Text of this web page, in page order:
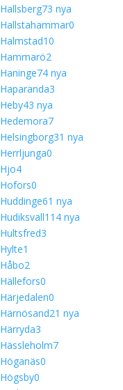
Hallsberg73 nya
Hallstahammar0
Halmstad10
Hammarö2
Haninge74 nya
Haparanda3
Heby43 nya
Hedemora7
Helsingborg31 nya
Herrljunga0
Hjo4
Hofors0
Huddinge61 nya
Hudiksvall11 4 nya
Hultsfred3
Hylte1
Håbo2
Hällefors0
Härjedalen0
Härnösand21 nya
Härryda3
Hässleholm7
Höganäs0
Högsby0